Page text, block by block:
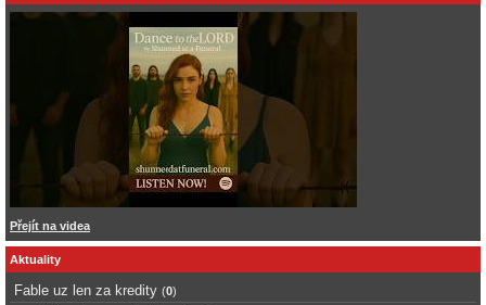
Přejít na videa
Aktuality
Fable uz len za kredity (0)